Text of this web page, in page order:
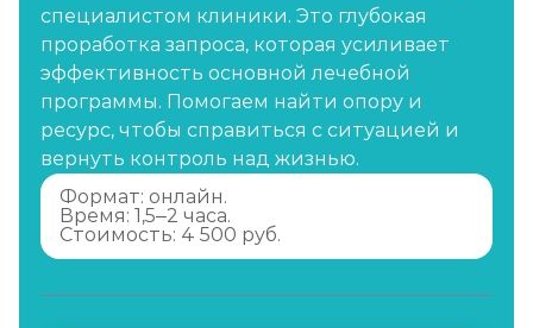
специалистом клиники. Это глубокая
проработка запроса, которая усиливает
эффективность основной лечебной
программы. Помогаем найти опору и
ресурс, чтобы справиться с ситуацией и
вернуть контроль над жизнью.
Формат: онлайн.
Время: 1,5–2 часа.
Стоимость: 4 500 руб.